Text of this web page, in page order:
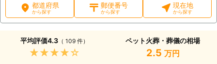
都道府県
から探す
郵便番号
から探す
現在地
から探す
平均評価4.3（ 109 件）
★★★★★
ペット火葬・葬儀の相場
2.5 万円